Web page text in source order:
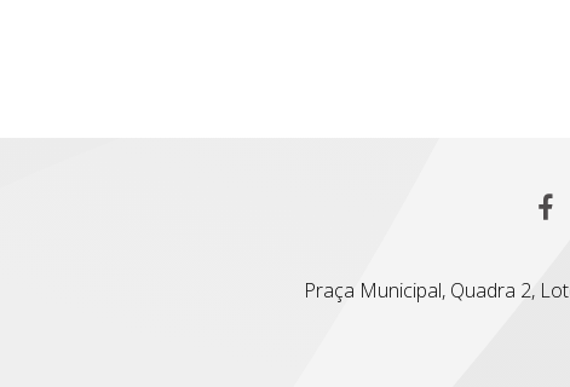
Praça Municipal, Quadra 2,